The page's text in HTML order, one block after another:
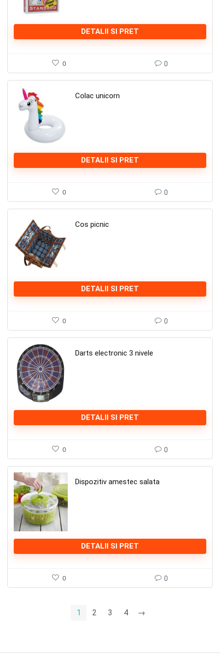
DETALII SI PRET
0 0
Colac unicorn
DETALII SI PRET
0 0
Cos picnic
DETALII SI PRET
0 0
Darts electronic 3 nivele
DETALII SI PRET
0 0
Dispozitiv amestec salata
DETALII SI PRET
0 0
1 2 3 4 →